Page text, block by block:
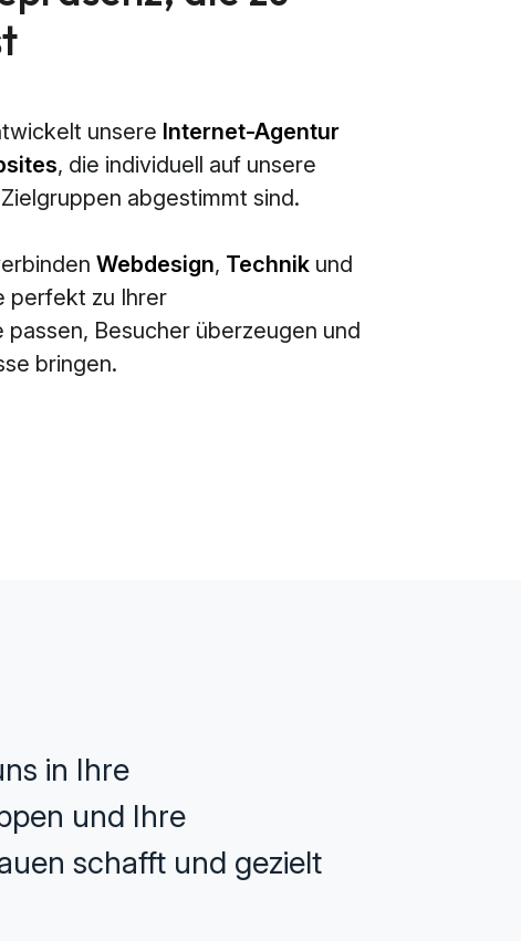
unsere Internet-Agentur
, die individuell auf unsere
abgestimmt sind.
Webdesign, Technik und
perfekt zu Ihrer
Besucher überzeugen und
bringen.
in Ihre
und Ihre
schafft und gezielt